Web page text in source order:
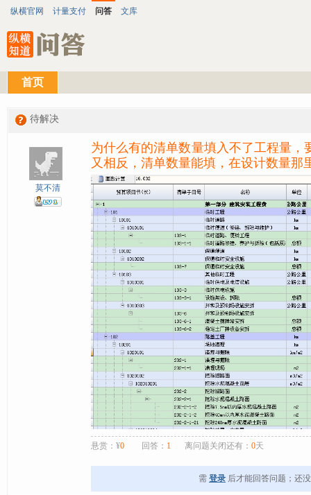
纵横官网 计量支付 问答 文库
首页
待解决
莫不清
为什么有的清单数量填入不了工程量
又相反，清单数量能填，在设计数量那
悬赏：¥0 回答： 1 离问题关闭还有： 0天
需 登录 后才能回答问题；还